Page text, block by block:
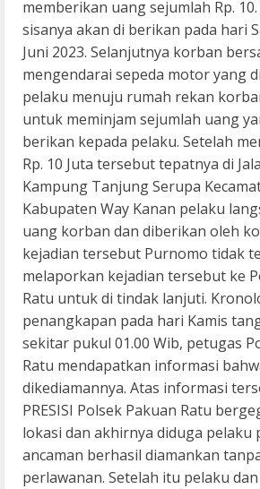
memberikan uang sejumlah Rp.
sisanya akan di berikan pada hari
Juni 2023. Selanjutnya korban
mengendarai sepeda motor yang
pelaku menuju rumah rekan
untuk meminjam sejumlah uang
berikan kepada pelaku. Setelah
Rp. 10 Juta tersebut tepatnya di
Kampung Tanjung Serupa
Kabupaten Way Kanan pelaku
uang korban dan diberikan oleh
kejadian tersebut Purnomo tidak
melaporkan kejadian tersebut ke
Ratu untuk di tindak lanjuti.
penangkapan pada hari Kamis
sekitar pukul 01.00 Wib, petugas
Ratu mendapatkan informasi
dikediamannya. Atas informasi
PRESISI Polsek Pakuan Ratu
lokasi dan akhirnya diduga pelaku
ancaman berhasil diamankan
perlawanan. Setelah itu pelaku